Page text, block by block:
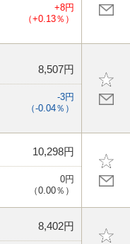
+8円
（+0.13％）
8,507円
-3円
（-0.04％）
10,298円
0円
（0.00％）
8,402円